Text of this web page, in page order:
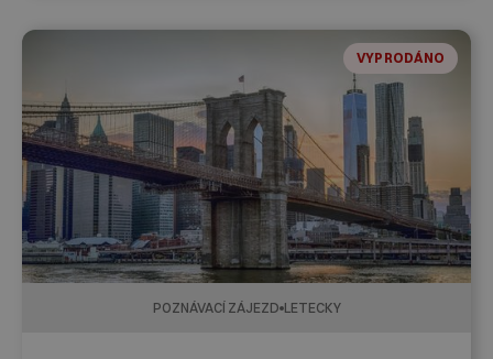
VYPRODÁNO
POZNÁVACÍ ZÁJEZD LETECKY